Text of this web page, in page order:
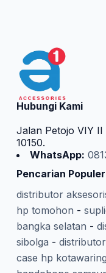
Hubungi Kami
Jalan Petojo VIY II
10150.
WhatsApp:
Pencarian Populer
distributor
hp tomohon -
bangka selatan -
sibolga -
case hp